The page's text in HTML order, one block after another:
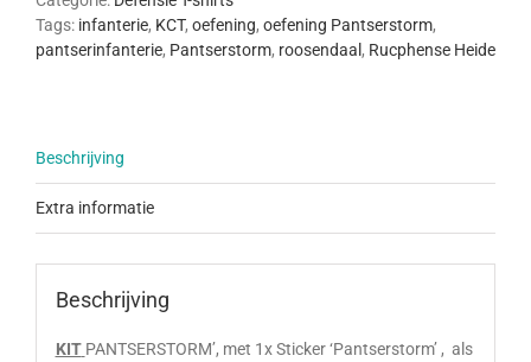
Tags: infanterie, KCT, oefening, oefening Pantserstorm,
pantserinfanterie, Pantserstorm, roosendaal , Rucphense Heide
Beschrijving
Extra informatie
Beschrijving
KIT PANTSERSTORM’, met 1x Sticker ‘Pantserstorm’ , als